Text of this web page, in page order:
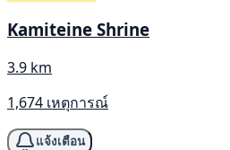
Kamiteine Shrine
3.9 km
1,674 เหตุการณ์
แจ้งเตือน